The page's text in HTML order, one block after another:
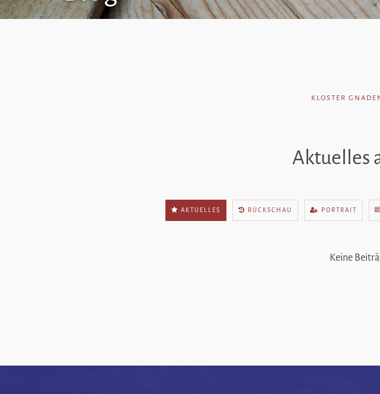
KLOSTER
Aktuelles
AKTUELLES RÜCKSCHAU PORTRAIT
Keine